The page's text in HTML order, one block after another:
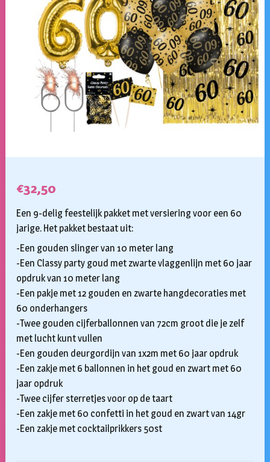
€32,50
Een 9-delig feestelijk pakket met versiering voor een 60
jarige. Het pakket bestaat uit:
-Een gouden slinger van 10 meter lang
-Een Classy party goud met zwarte vlaggenlijn met 60 jaar
opdruk van 10 meter lang
-Een pakje met 12 gouden en zwarte hangdecoraties met
60 onderhangers
-Twee gouden cijferballonnen van 72cm groot die je zelf
met lucht kunt vullen
-Een gouden deurgordijn van 1x2m met 60 jaar opdruk
-Een zakje met 6 ballonnen in het goud en zwart met 60
jaar opdruk
-Twee cijfer sterretjes voor op de taart
-Een zakje met 60 confetti in het goud en zwart van 14gr
-Een zakje met cocktailprikkers 50st